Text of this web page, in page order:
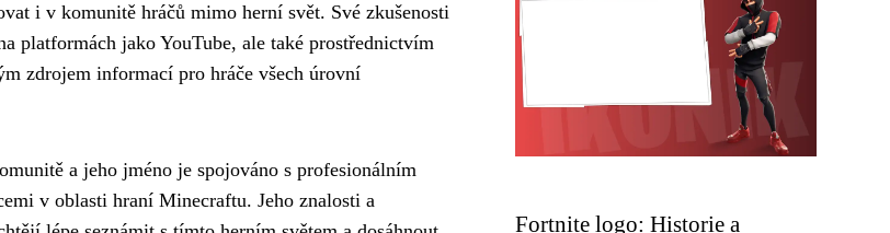
i v komunitě hráčů mimo herní svět. Své zkušenosti
platformách jako YouTube, ale také prostřednictvím
zdrojem informací pro hráče všech úrovní
a jeho jméno je spojováno s profesionálním
v oblasti hraní Minecraftu. Jeho znalosti a
Fortnite logo: Historie a